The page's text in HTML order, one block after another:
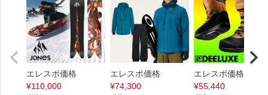
エレスポ価格
¥110,000
エレスポ価格
¥74,300
エレスポ価格
¥55,440